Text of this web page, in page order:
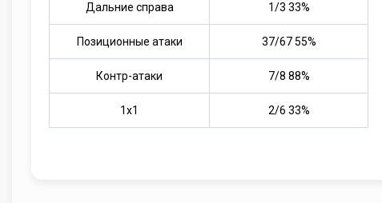
Дальние справа 1/3 33%
Позиционные атаки 37/67 55%
Контр-атаки 7/8 88%
1х1 2/6 33%